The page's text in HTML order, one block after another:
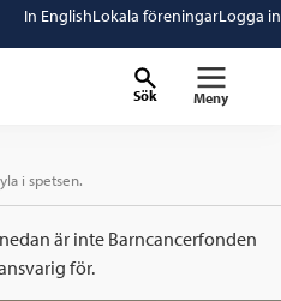
In EnglishLokala föreningarLogga in
Sök Meny
i spetsen.
är inte Barncancerfonden
för.